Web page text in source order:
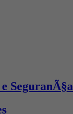
SeguranÃ§a